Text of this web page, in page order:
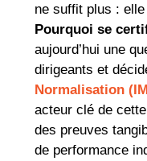
ne suffit plus :
Pourquoi se
aujourd’hui une
dirigeants et
Normalisation
acteur clé de
des preuves
de performance